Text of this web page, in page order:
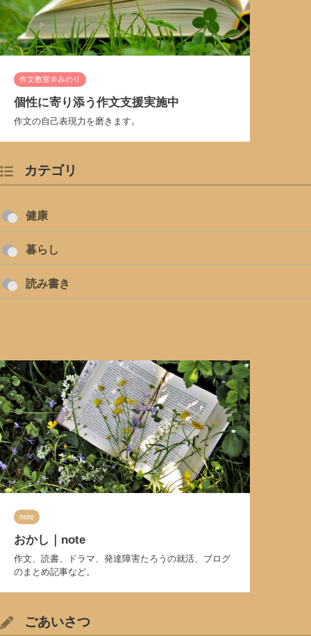
作文教室＠みのり
個性に寄り添う作文支援実施中
作文の自己表現力を磨きます。
カテゴリ
健康
暮らし
読み書き
note
おかし｜note
作文、読書、ドラマ、発達障害たろうの就活、ブログ
のまとめ記事など。
ごあいさつ